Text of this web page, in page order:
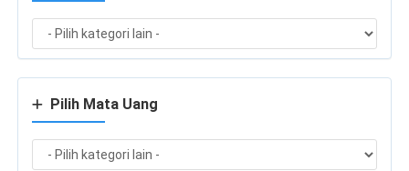
Pilih Mata Uang